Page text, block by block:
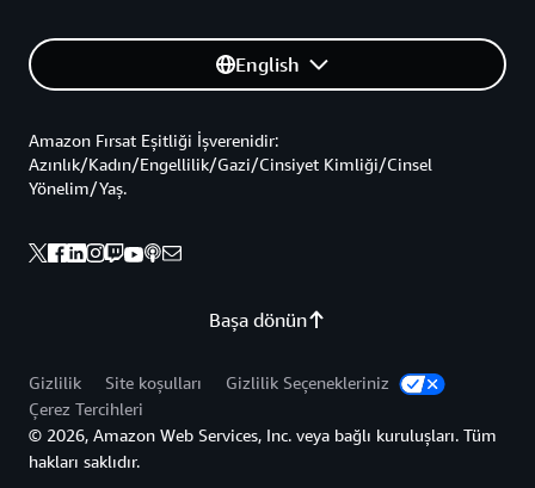
English
Başa dönün
Amazon Fırsat Eşitliği İşverenidir:
Azınlık/Kadın/Engellilik/Gazi/Cinsiyet Kimliği/Cinsel
Yönelim/Yaş.
Gizlilik Site koşulları
Gizlilik Seçenekleriniz
Çerez Tercihleri
© 2026, Amazon Web Services, Inc. veya bağlı kuruluşları. Tüm
hakları saklıdır.